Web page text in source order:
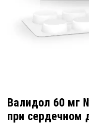
Валидол 60 мг
при сердечном